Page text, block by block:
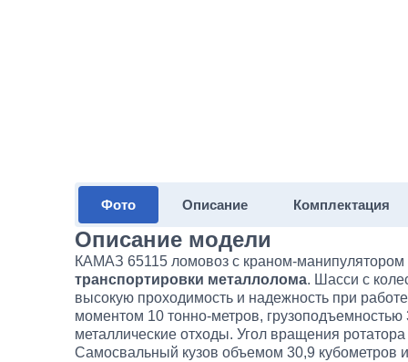
Фото Описание Комплектация
Описание модели
КАМАЗ 65115 ломовоз с краном-
транспортировки металлолома. Шасси с
высокую проходимость и надежность при
моментом 10 тонно-метров,
металлические отходы. Угол вращения
Самосвальный кузов объемом 30,9 кубометров